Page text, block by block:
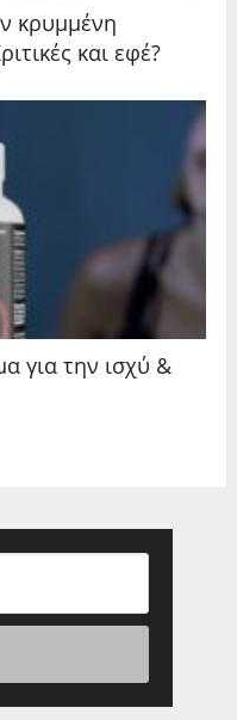
κρυμμένη
και εφέ?
για την ισχύ &